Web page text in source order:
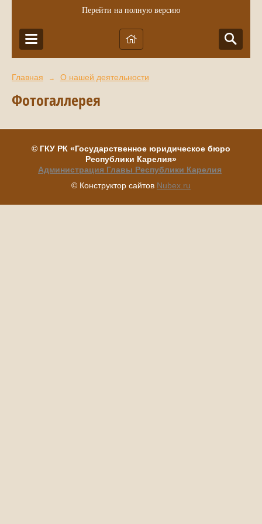
Перейти на полную версию
Главная → О нашей деятельности
Фотогаллерея
© ГКУ РК «Государственное юридическое бюро
Республики Карелия»
Администрация Главы Республики Карелия
© Конструктор сайтов Nubex.ru